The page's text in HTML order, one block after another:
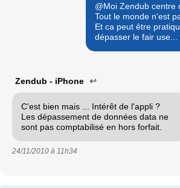
@Moi Zendub centre
Tout le monde n'est
Et ca peut être
dépasser le fair use...
Zendub - iPhone ↩
C'est bien mais ... Intérêt de l'appli ?
Les dépassement de données data ne
sont pas comptabilisé en hors forfait.
24/11/2010 à 11h34